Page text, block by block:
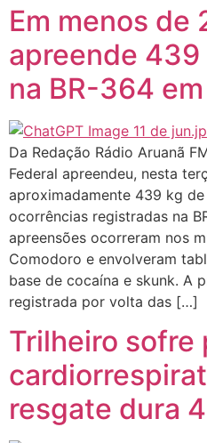
Em menos de
apreende
na BR-364
Da Redação Rádio Aruanã
Federal apreendeu, nesta
aproximadamente 439 kg
ocorrências registradas na
apreensões ocorreram nos
Comodoro e envolveram
base de cocaína e skunk. A
registrada por volta das […]
Trilheiro sofre
resgate dura